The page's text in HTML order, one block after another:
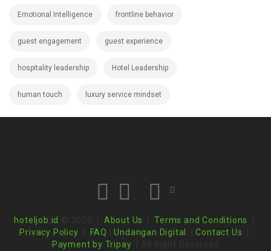
Emotional Intelligence frontline behavior
guest engagement guest experience
hospitality leadership Hotel Leadership
human touch luxury service mindset
hoteljob.id About Us |Terms and Conditions
Privacy Policy
FAQ |Undangan Digital |Contact Us
Payment by Tripay